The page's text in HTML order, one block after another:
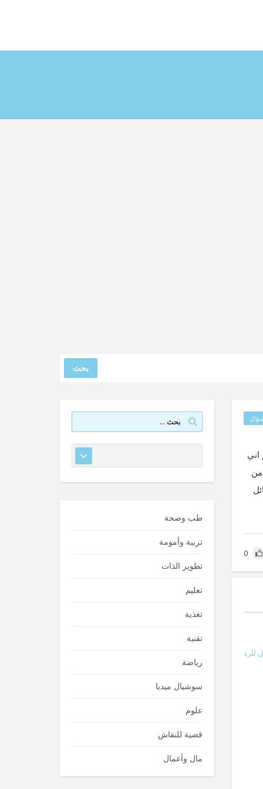
بحث
اني
من
0
للرد
طب وصحة
تربية وأمومة
تطوير الذات
تعليم
تغذية
تقنية
رياضة
سوشيال ميديا
علوم
قضية للنقاش
مال وأعمال